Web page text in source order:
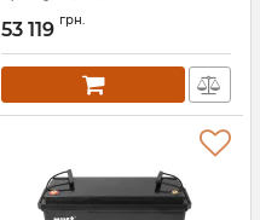
53 119 грн.